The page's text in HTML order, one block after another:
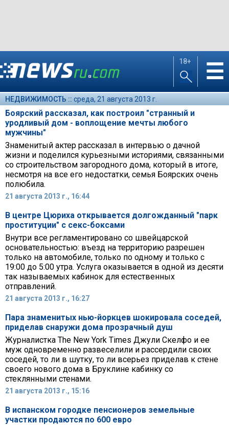
18+ ☰
НЕДВИЖИМОСТЬ :: среда, 21 августа 2013 г.
Боярский рассказал, как построил "странный и
уродливый дом - воплощение мечты любого
мужчины"
Знаменитый актер рассказал в интервью о дачной
жизни и поделился курьезными историями, связанными
со строительством загородного дома, который в итоге,
несмотря на все его недостатки, семья Боярских очень
полюбила.
21 августа 2013 г., 16:44
В центре Цюриха открывается долгожданный "парк
проституции" с секс-боксами
Внутри все регламентировано со швейцарской
основательностью: въезд на территорию разрешен
только на автомобиле, только по одному и только с
19:00 до 5:00 утра. Услуга оказывается в одной из десяти
так называемых кабинок для естественных
отправлений.
21 августа 2013 г., 16:27
Пара знаменитых нью-йоркцев шокировала соседей,
приделав снаружи дома прозрачный душ
Журналистка The New York Times Джули Скелфо и ее
муж одновременно развеселили и рассердили своих
соседей, то ли в шутку, то ли всерьез приделав к стене
своего нового дома в Бруклине кабинку со
стеклянными стенами.
21 августа 2013 г., 15:16
B испанском городке пенсионеров земельные
участки продаются по 600 евро